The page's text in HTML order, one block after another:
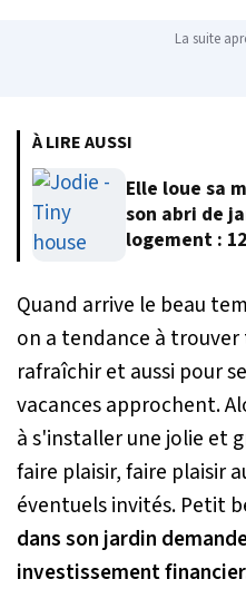
La suite
À LIRE AUSSI
Elle loue sa
son abri de
logement :
Quand arrive le beau
on a tendance à trouver
rafraîchir et aussi pour
vacances approchent.
à s'installer une jolie et
faire plaisir, faire plaisir
éventuels invités. Petit
dans son jardin
investissement